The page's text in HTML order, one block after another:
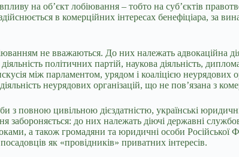
на об’єкт лобіювання – тобто на суб’єктів
в комерційних інтересах бенефіціара, за
не вважаються. До них належать адвокаційна
політичних партій, наукова діяльність,
між парламентом, урядом і коаліцією неурядових
неурядових організацій, що не пов’язана з
з повною цивільною дієздатністю, українські
забороняється: до них належать діючі державні
а також громадяни та юридичні особи Російської
як «провідників» приватних інтересів.